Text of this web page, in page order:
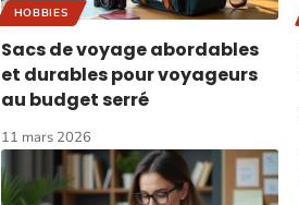
HOBBIES
Sacs de voyage abordables
et durables pour voyageurs
au budget serré
11 mars 2026